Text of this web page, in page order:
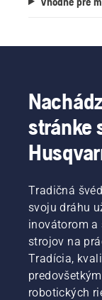
stránke
Tradičná
svoju dráhu
inovátorom a
strojov na
Tradícia,
robotických